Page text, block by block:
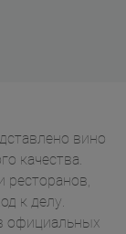
вино
качества.
ресторанов,
к делу.
официальных